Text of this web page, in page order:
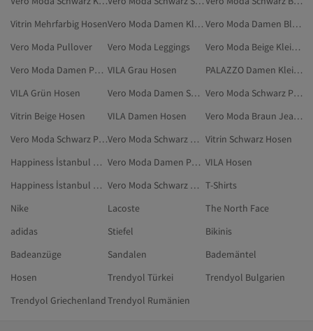
Vitrin Mehrfarbig Hosen
Vero Moda Damen Kleider
Vero Moda Damen Blazer
Vero Moda Pullover
Vero Moda Leggings
Vero Moda Beige Kleidung
Vero Moda Damen Pullover VILA Grau Hosen
PALAZZO Damen Kleidung
VILA Grün Hosen
Vero Moda Damen Sporthosen
Vero Moda Schwarz Pullover
Vitrin Beige Hosen
VILA Damen Hosen
Vero Moda Braun Jeans
Vero Moda Schwarz Pullunder
Vero Moda Schwarz Westen Vitrin Schwarz Hosen
Happiness İstanbul Damen Hosen
Vero Moda Damen Pullunder VILA Hosen
Happiness İstanbul Hosen
Vero Moda Schwarz Hausbekleidung T-Shirts
Nike
Lacoste
The North Face
adidas
Stiefel
Bikinis
Badeanzüge
Sandalen
Bademäntel
Hosen
Trendyol Türkei
Trendyol Bulgarien
Trendyol GriechenlandTrendyol Rumänien